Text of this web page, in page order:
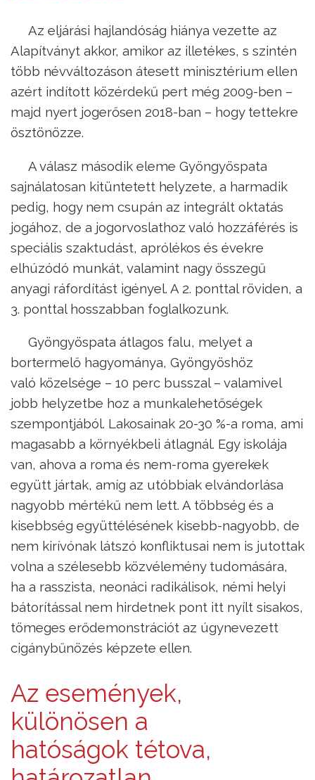
Az eljárási hajlandóság hiánya vezette az
Alapítványt akkor, amikor az illetékes, s szintén
több névváltozáson átesett minisztérium ellen
azért indított közérdekű pert még 2009-ben –
majd nyert jogerősen 2018-ban – hogy tettekre
ösztönözze.
A válasz második eleme Gyöngyöspata
sajnálatosan kitüntetett helyzete, a harmadik
pedig, hogy nem csupán az integrált oktatás
jogához, de a jogorvoslathoz való hozzáférés is
speciális szaktudást, aprólékos és évekre
elhúzódó munkát, valamint nagy összegű
anyagi ráfordítást igényel. A 2. ponttal röviden, a
3. ponttal hosszabban foglalkozunk.
Gyöngyöspata átlagos falu, melyet a
bortermelő hagyománya, Gyöngyöshöz
való közelsége – 10 perc busszal – valamivel
jobb helyzetbe hoz a munkalehetőségek
szempontjából. Lakosainak 20-30 %-a roma, ami
magasabb a környékbeli átlagnál. Egy iskolája
van, ahova a roma és nem-roma gyerekek
együtt jártak, amíg az utóbbiak elvándorlása
nagyobb mértékű nem lett. A többség és a
kisebbség együttélésének kisebb-nagyobb, de
nem kirívónak látszó konfliktusai nem is jutottak
volna a szélesebb közvélemény tudomására,
ha a rasszista, neonáci radikálisok, némi helyi
bátorítással nem hirdetnek pont itt nyílt sisakos,
tömeges erődemonstrációt az úgynevezett
cigánybűnözés képzete ellen.
Az események,
különösen a
hatóságok tétova,